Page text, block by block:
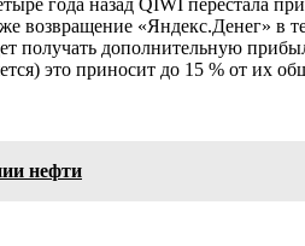
возвращение «Яндекс.Денег»
получать дополнительную
это приносит до 15 % от их
нефти